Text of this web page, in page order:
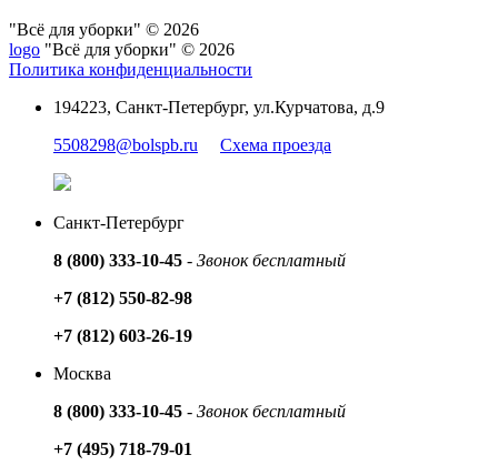
"Всё для уборки" © 2026
logo "Всё для уборки" © 2026
Политика конфиденциальности
194223, Санкт-Петербург, ул.Курчатова, д.9
5508298@bolspb.ru
Схема проезда
Санкт-Петербург
8 (800) 333-10-45 - Звонок бесплатный
+7 (812) 550-82-98
+7 (812) 603-26-19
Москва
8 (800) 333-10-45 - Звонок бесплатный
+7 (495) 718-79-01